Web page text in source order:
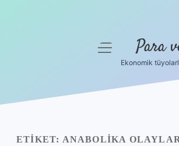
Yasal Uyarı
menüyü
Para
Ekonomik
ETIKET: ANABOLIKA